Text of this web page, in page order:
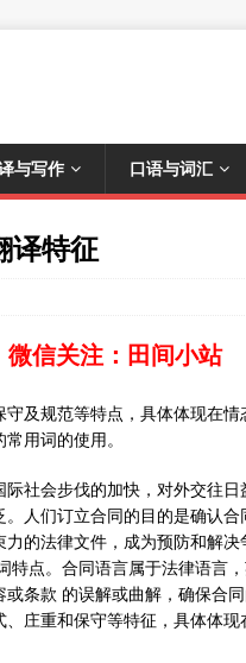
与写作 口语与词汇
译特征
信关注：田间小站
及规范等特点，具体体现在情
用词的使用。
社会步伐的加快，对外交往
人们订立合同的目的是确认
的法律文件，成为预防和解
点。合同语言属于法律语言
条款 的误解或曲解，确保合
庄重和保守等特征，具体体现